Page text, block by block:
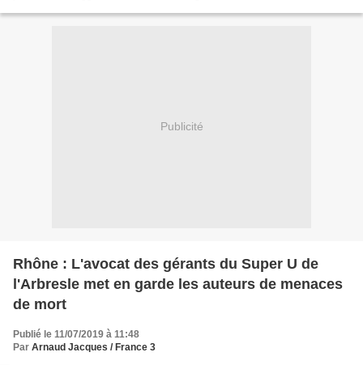
Publicité
Rhône : L'avocat des gérants du Super U de
l'Arbresle met en garde les auteurs de menaces
de mort
Publié le 11/07/2019 à 11:48
Par Arnaud Jacques / France 3